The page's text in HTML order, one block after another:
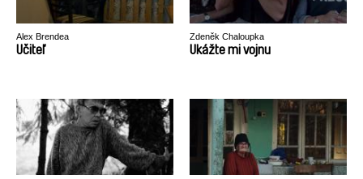
Alex Brendea
Učiteľ
Zdeněk Chaloupka
Ukážte mi vojnu